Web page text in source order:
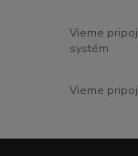
Vieme
systém
Vieme